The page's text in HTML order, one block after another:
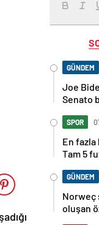
GÜNDEM
Joe
Senato
SPOR
En fazla
Tam 5
GÜNDEM
Norweç
oluşan